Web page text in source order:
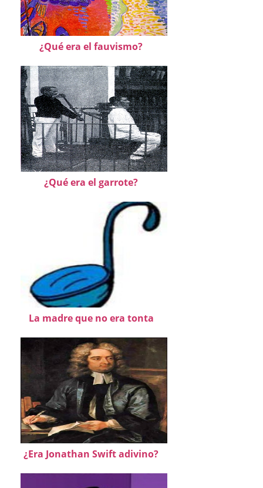
¿Qué era el fauvismo?
¿Qué era el garrote?
La madre que no era tonta
¿Era Jonathan Swift adivino?